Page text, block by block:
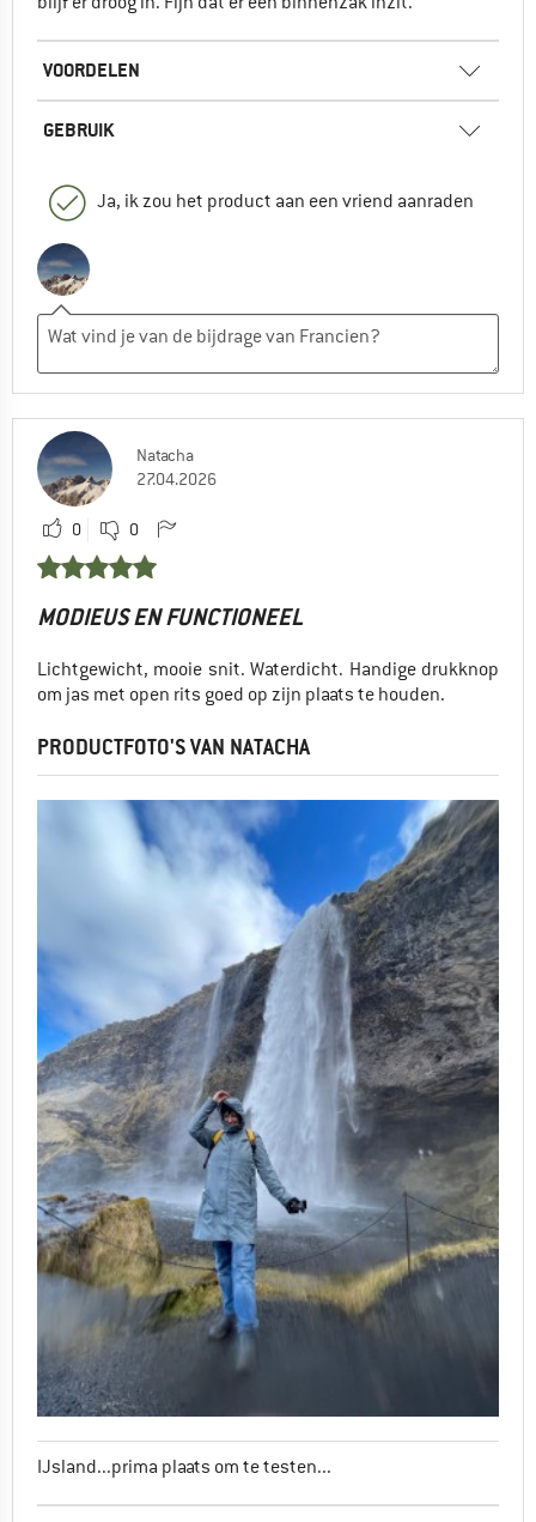
VOORDELEN
GEBRUIK
Ja, ik zou het product aan een vriend aanraden
Natacha
27.04.2026
0 0
MODIEUS EN FUNCTIONEEL
Lichtgewicht, mooie snit. Waterdicht. Handige drukknop
om jas met open rits goed op zijn plaats te houden.
PRODUCTFOTO'S VAN NATACHA
IJsland...prima plaats om te testen...